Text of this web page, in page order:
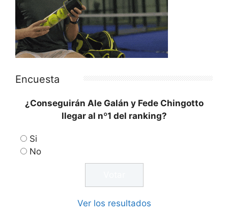
Encuesta
¿Conseguirán Ale Galán y Fede Chingotto
llegar al nº1 del ranking?
Si
No
Ver los resultados